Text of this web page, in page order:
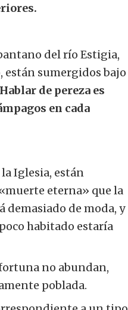
del río Estigia,
están sumergidos bajo
Hablar de pereza es
en cada
Iglesia, están
eterna» que la
demasiado de moda, y
habitado estaría
no abundan,
poblada.